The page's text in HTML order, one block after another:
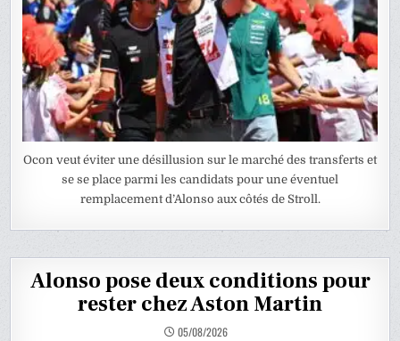
Ocon veut éviter une désillusion sur le marché des transferts et
se se place parmi les candidats pour une éventuel
remplacement d’Alonso aux côtés de Stroll.
Alonso pose deux conditions pour
rester chez Aston Martin
05/08/2026